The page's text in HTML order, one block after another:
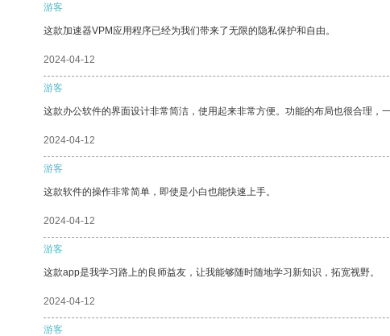
游客
这款加速器VPM应用程序已经为我们带来了无限的隐私保护和自由。
2024-04-12
游客
这款办公软件的界面设计非常简洁，使用起来非常方便。功能的布局也很合理，一
2024-04-12
游客
这款软件的操作非常简单，即使是小白也能快速上手。
2024-04-12
游客
这款app是我学习路上的良师益友，让我能够随时随地学习新知识，拓宽视野。
2024-04-12
游客